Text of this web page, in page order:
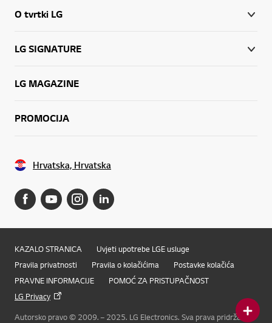
O tvrtki LG
LG SIGNATURE
LG MAGAZINE
PROMOCIJA
Hrvatska, Hrvatska
KAZALO STRANICA
Uvjeti upotrebe LGE usluge
Pravila privatnosti
Pravila o kolačićima
Postavke kolačića
PRAVNE INFORMACIJE
POMOĆ ZA PRISTUPAČNOST
LG Privacy
Autorsko pravo © 2009. – 2025. LG Electronics. Sva prava pridržana